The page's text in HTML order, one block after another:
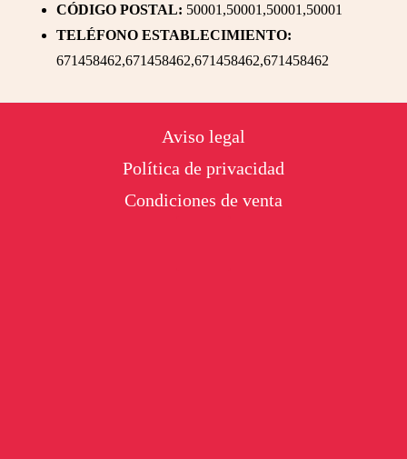
CÓDIGO POSTAL: 50001,50001,50001,50001
TELÉFONO ESTABLECIMIENTO:
671458462,671458462,671458462,671458462
Aviso legal
Política de privacidad
Condiciones de venta